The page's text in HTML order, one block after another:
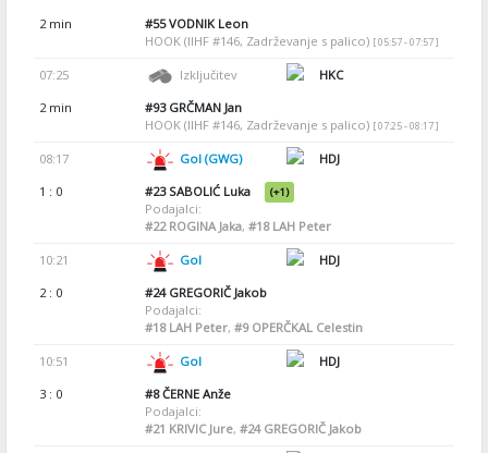
2 min
#55VODNIK Leon
HOOK (IIHF #146, Zadrževanje s palico) [ 05:57 - 07:57 ]
07:25 Izključitev
HKC
2 min
#93GRČMAN Jan
HOOK (IIHF #146, Zadrževanje s palico) [ 07:25 - 08:17 ]
08:17 Gol (GWG)
HDJ
1 : 0
#23SABOLIĆ Luka (+1)
Podajalci:
#22ROGINA Jaka, #18LAH Peter
10:21 Gol
HDJ
2 : 0
#24GREGORIČ Jakob
Podajalci:
#18LAH Peter, #9OPERČKAL Celestin
10:51 Gol
HDJ
3 : 0
#8ČERNE Anže
Podajalci:
#21 KRIVIC Jure, #24GREGORIČ Jakob